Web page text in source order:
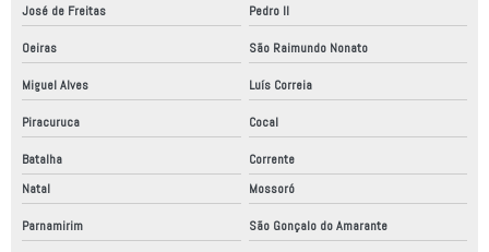
José de Freitas Pedro II
Oeiras São Raimundo Nonato
Miguel Alves Luís Correia
Piracuruca Cocal
Batalha
Corrente
Natal
Mossoró
Parnamirim São Gonçalo do Amarante